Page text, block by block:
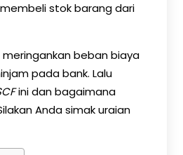
stok barang dari
meringankan beban biaya
pada bank. Lalu
ini dan bagaimana
Anda simak uraian